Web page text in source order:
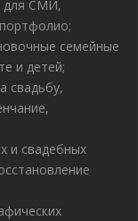
для СМИ,
семейные
и детей;
свадьбу,
и свадебных